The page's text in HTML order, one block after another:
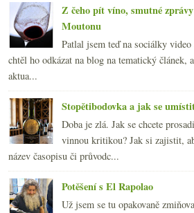
Z čeho pít víno, smutné
Moutonu
Patlal jsem teď na sociálky
chtěl ho odkázat na blog na tematický
aktua...
Stopětibodovka a jak se
Doba je zlá. Jak se chcete
vinnou kritikou? Jak si zajistit,
název časopisu či průvodc...
Potěšení s El Rapolao
Už jsem se tu opakovaně